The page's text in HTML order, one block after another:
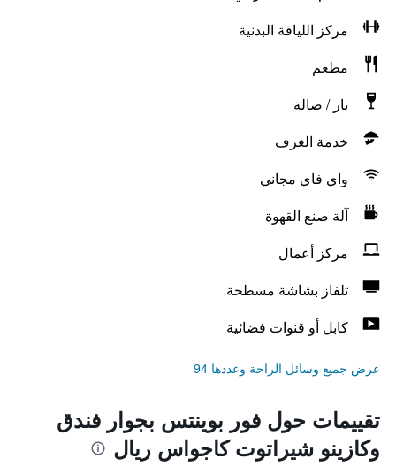
مركز اللياقة البدنية
مطعم
بار / صالة
خدمة الغرف
واي فاي مجاني
آلة صنع القهوة
مركز أعمال
تلفاز بشاشة مسطحة
كابل أو قنوات فضائية
عرض جميع وسائل الراحة وعددها 94
تقييمات حول فور بوينتس بجوار فندق
وكازينو شيراتوت كاجواس ريال